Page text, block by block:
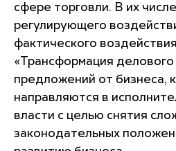
сфере торговли. В их
регулирующего
фактического
«Трансформация
предложений от бизнеса,
направляются в
власти с целью снятия
законодательных